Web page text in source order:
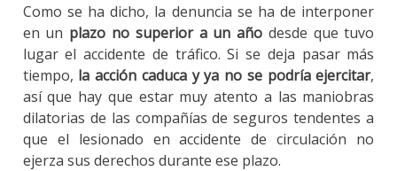
Como se ha dicho, la denuncia se ha de interponer
en un plazo no superior a un año desde que tuvo
lugar el accidente de tráfico. Si se deja pasar más
tiempo, la acción caduca y ya no se podría ejercitar,
así que hay que estar muy atento a las maniobras
dilatorias de las compañías de seguros tendentes a
que el lesionado en accidente de circulación no
ejerza sus derechos durante ese plazo.